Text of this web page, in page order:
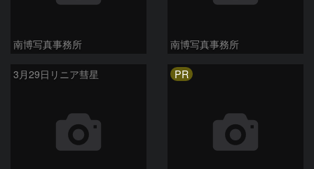
南博写真事務所 南博写真事務所
3月29日リニア彗星 PR